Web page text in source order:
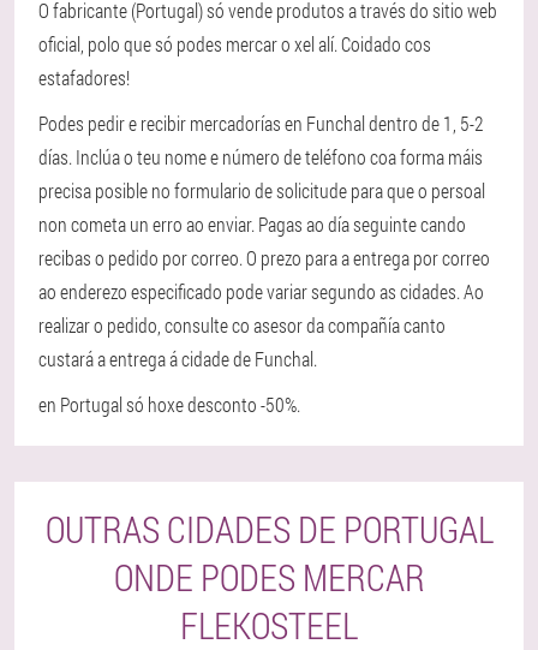
O fabricante (Portugal) só vende produtos a través do sitio web
oficial, polo que só podes mercar o xel alí. Coidado cos
estafadores!
Podes pedir e recibir mercadorías en Funchal dentro de 1, 5-2
días. Inclúa o teu nome e número de teléfono coa forma máis
precisa posible no formulario de solicitude para que o persoal
non cometa un erro ao enviar. Pagas ao día seguinte cando
recibas o pedido por correo. O prezo para a entrega por correo
ao enderezo especificado pode variar segundo as cidades. Ao
realizar o pedido, consulte co asesor da compañía canto
custará a entrega á cidade de Funchal.
en Portugal só hoxe desconto -50%.
OUTRAS CIDADES DE PORTUGAL
ONDE PODES MERCAR
FLEKOSTEEL